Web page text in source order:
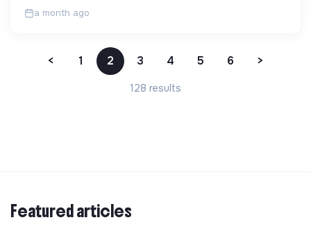
a month ago
< 1 2 3 4 5 6 >
128 results
Featured articles